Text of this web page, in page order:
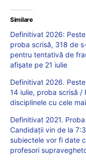
Similare
Definitivat 2026:
proba scrisă, 318 de
pentru tentativă de
afișate pe 21 iulie
Definitivat 2026.
14 iulie, proba scrisă /
disciplinele cu cele
Definitivat 2021.
Candidații vin de la
subiectele vor fi date
profesori